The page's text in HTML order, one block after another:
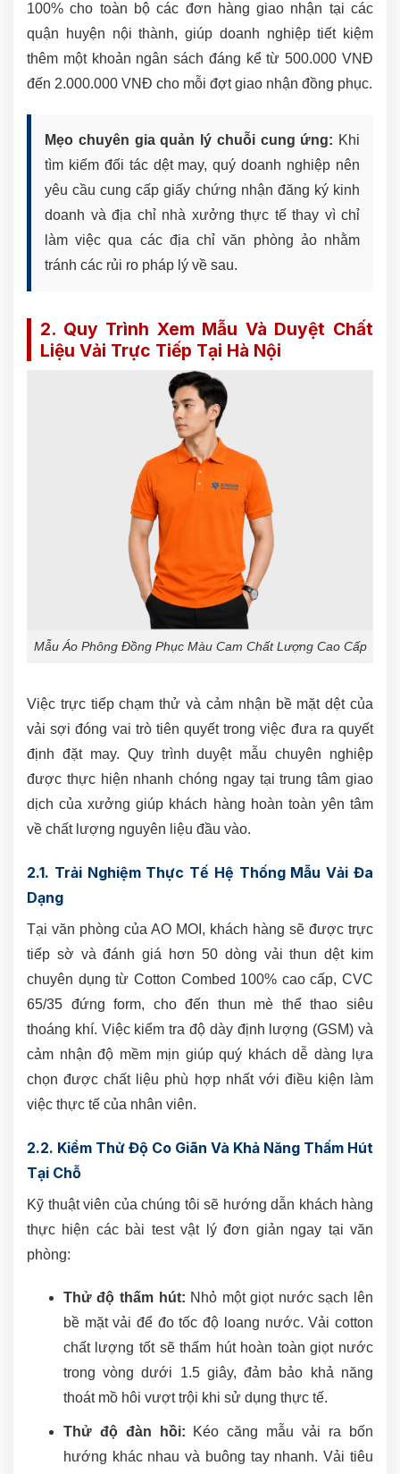
100% cho toàn bộ các đơn hàng giao nhận tại các
quận huyện nội thành, giúp doanh nghiệp tiết kiệm
thêm một khoản ngân sách đáng kể từ 500.000 VNĐ
đến 2.000.000 VNĐ cho mỗi đợt giao nhận đồng phục.
Mẹo chuyên gia quản lý chuỗi cung ứng: Khi
tìm kiếm đối tác dệt may, quý doanh nghiệp nên
yêu cầu cung cấp giấy chứng nhận đăng ký kinh
doanh và địa chỉ nhà xưởng thực tế thay vì chỉ
làm việc qua các địa chỉ văn phòng ảo nhằm
tránh các rủi ro pháp lý về sau.
2. Quy Trình Xem Mẫu Và Duyệt Chất
Liệu Vải Trực Tiếp Tại Hà Nội
Mẫu Áo Phông Đồng Phục Màu Cam Chất Lượng Cao Cấp
Việc trực tiếp chạm thử và cảm nhận bề mặt dệt của
vải sợi đóng vai trò tiên quyết trong việc đưa ra quyết
định đặt may. Quy trình duyệt mẫu chuyên nghiệp
được thực hiện nhanh chóng ngay tại trung tâm giao
dịch của xưởng giúp khách hàng hoàn toàn yên tâm
về chất lượng nguyên liệu đầu vào.
2.1. Trải Nghiệm Thực Tế Hệ Thống Mẫu Vải Đa
Dạng
Tại văn phòng của AO MOI, khách hàng sẽ được trực
tiếp sờ và đánh giá hơn 50 dòng vải thun dệt kim
chuyên dụng từ Cotton Combed 100% cao cấp, CVC
65/35 đứng form, cho đến thun mè thể thao siêu
thoáng khí. Việc kiểm tra độ dày định lượng (GSM) và
cảm nhận độ mềm mịn giúp quý khách dễ dàng lựa
chọn được chất liệu phù hợp nhất với điều kiện làm
việc thực tế của nhân viên.
2.2. Kiểm Thử Độ Co Giãn Và Khả Năng Thấm Hút
Tại Chỗ
Kỹ thuật viên của chúng tôi sẽ hướng dẫn khách hàng
thực hiện các bài test vật lý đơn giản ngay tại văn
phòng:
Thử độ thấm hút: Nhỏ một giọt nước sạch lên
bề mặt vải để đo tốc độ loang nước. Vải cotton
chất lượng tốt sẽ thấm hút hoàn toàn giọt nước
trong vòng dưới 1.5 giây, đảm bảo khả năng
thoát mồ hôi vượt trội khi sử dụng thực tế.
Thử độ đàn hồi: Kéo căng mẫu vải ra bốn
hướng khác nhau và buông tay nhanh. Vải tiêu